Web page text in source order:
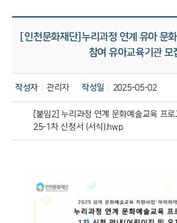
[인천문화재단]누리과정 연계 유아 문
참여 유아교육기관 모
작성자 관리자 작성일 2025-05-02
[붙임2] 누리과정 연계 문화예술교육 프
25-1차 신청서 (서식).hwp